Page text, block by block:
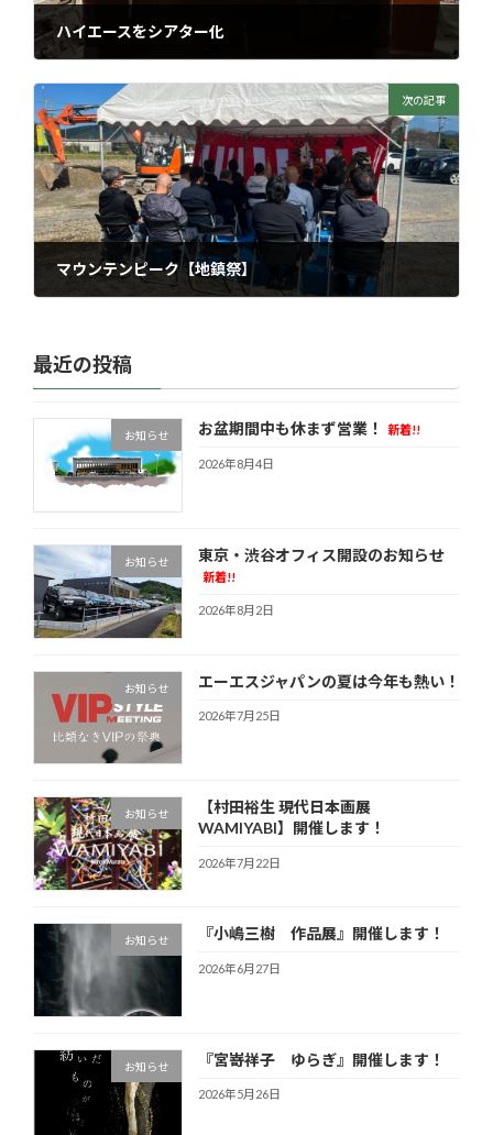
ハイエースをシアター化
次の記事
マウンテンピーク【地鎮祭】
最近の投稿
お知らせ お盆期間中も休まず営業！ 新着!!
2026年8月4日
お知らせ 東京・渋谷オフィス開設のお知らせ
新着!!
2026年8月2日
お知らせ エーエスジャパンの夏は今年も熱い！
2026年7月25日
お知らせ
【村田裕生 現代日本画展
WAMIYABI】開催します！
2026年7月22日
お知らせ 『小嶋三樹 作品展』開催します！
2026年6月27日
お知らせ 『宮嵜祥子 ゆらぎ』開催します！
2026年5月26日